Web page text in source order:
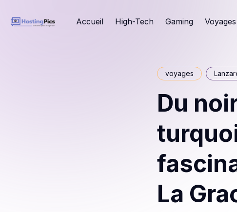
Accueil High-Tech Gaming Voyages
voyages
Du
La